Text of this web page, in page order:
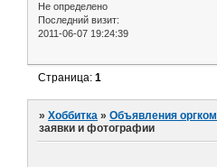
Не определено
Последний визит:
2011-06-07 19:24:39
Страница:1
»Хоббитка »Объявления
заявки и фотографии